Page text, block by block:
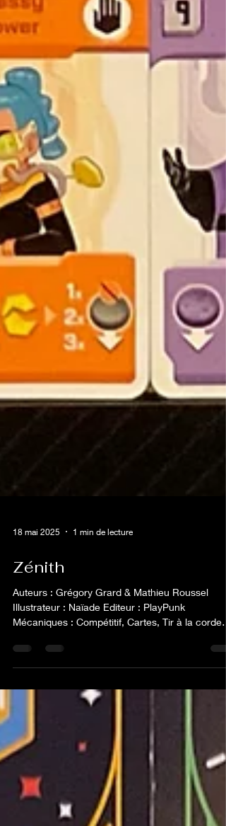
18 mai 2025
Zénith
Auteurs : Grégory Grard & Mathieu Roussel
Mécaniques : Compétitif, Cartes, Tir à la corde